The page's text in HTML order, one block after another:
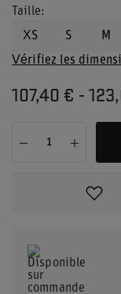
Taille
XS
S M
Vérifiez les
107,40 € -